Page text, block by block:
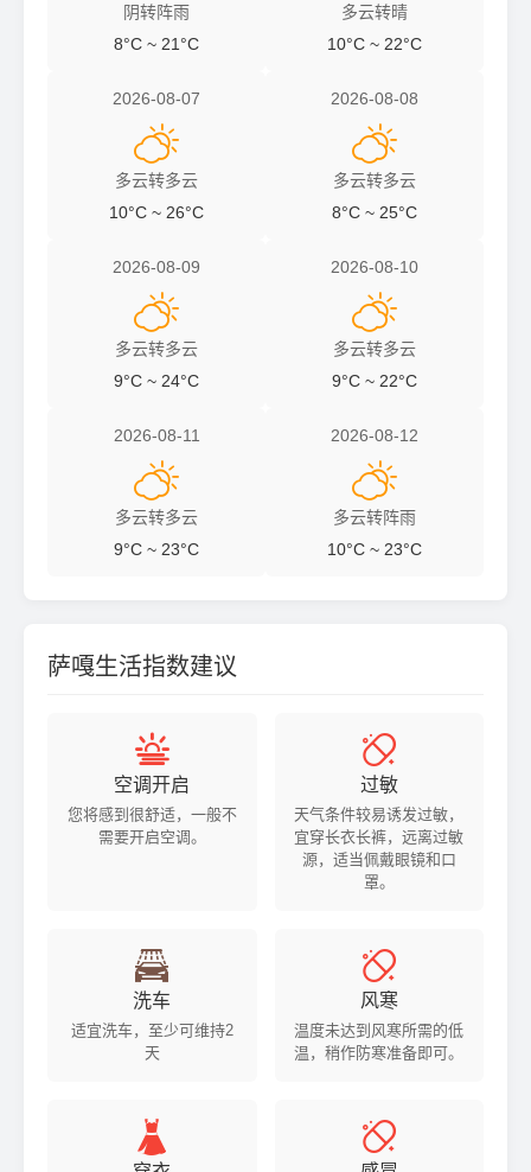
阴转阵雨
8°C ~ 21°C
多云转晴
10°C ~ 22°C
2026-08-07

多云转多云
10°C ~ 26°C
2026-08-08

多云转多云
8°C ~ 25°C
2026-08-09

多云转多云
9°C ~ 24°C
2026-08-10

多云转多云
9°C ~ 22°C
2026-08-11

多云转多云
9°C ~ 23°C
2026-08-12

多云转阵雨
10°C ~ 23°C
萨嘎生活指数建议

空调开启
您将感到很舒适，一般不
需要开启空调。

过敏
天气条件较易诱发过敏，
宜穿长衣长裤，远离过敏
源，适当佩戴眼镜和口
罩。

洗车
适宜洗车，至少可维持2
天

风寒
温度未达到风寒所需的低
温，稍作防寒准备即可。
 